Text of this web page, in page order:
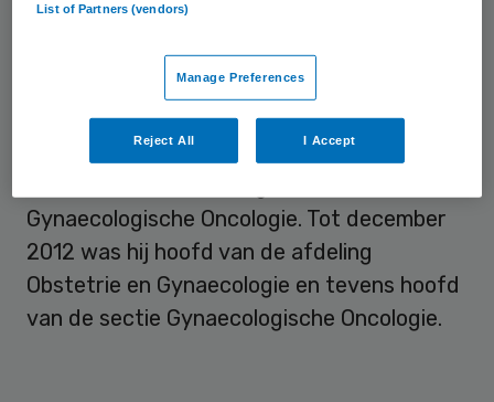
Van der Zee trad in januari 2013 toe tot de
raad van bestuur van het UMCG. In 2016
werd hij benoemd tot vicevoorzitter. Hij is
sinds 1995 als gynaecoloog-oncoloog
verbonden aan het UMCG, waar hij in 2000
Gynaecologische Oncologie. Tot december
2012 was hij hoofd van de afdeling
Obstetrie en Gynaecologie en tevens hoofd
van de sectie Gynaecologische Oncologie.
List of Partners (vendors)
Manage Preferences
Reject All I Accept